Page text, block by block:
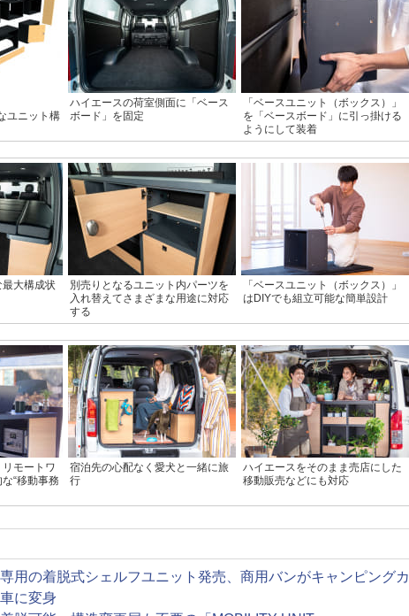
ユニット構
ハイエースの荷室側面に「ベース
ボード」を固定
「ベースユニット（ボックス）」
を「ベースボード」に引っ掛ける
ようにして装着
大構成状
別売りとなるユニット内パーツを
入れ替えてさまざまな用途に対応
する
「ベースユニット（ボックス）」
はDIYでも組立可能な簡単設計
モートワ
“移動事務
宿泊先の心配なく愛犬と一緒に旅
行
ハイエースをそのまま売店にした
移動販売などにも対応
専用の着脱式シェルフユニット発売、商用バンがキャンピングカ
に変身